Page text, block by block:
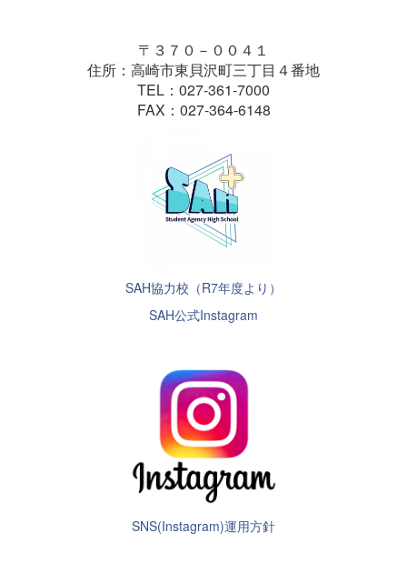
〒３７０－００４１
住所：高崎市東貝沢町三丁目４番地
TEL：027-361-7000
FAX：027-364-6148
SAH協力校（R7年度より）
SAH公式Instagram
SNS(Instagram)運用方針